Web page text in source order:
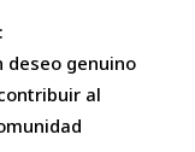
deseo genuino
al